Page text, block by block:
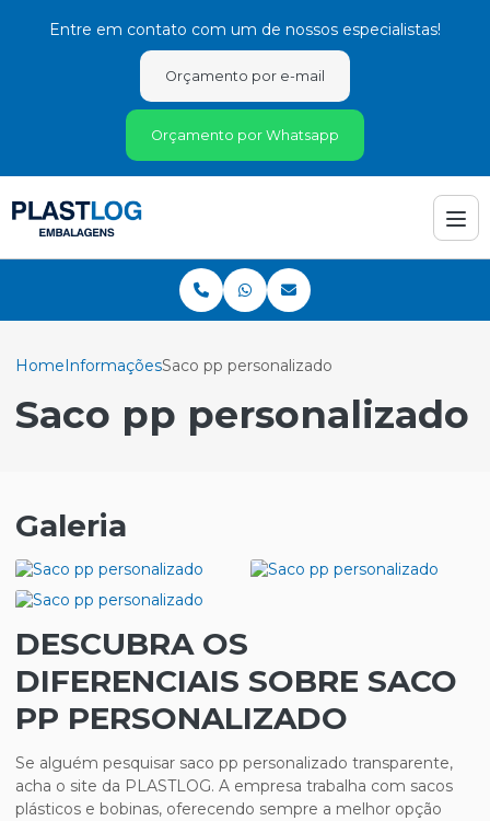
Entre em contato com um de nossos especialistas!
Orçamento por e-mail
Orçamento por Whatsapp
HomeInformaçõesSaco pp personalizado
Saco pp personalizado
Galeria
DESCUBRA OS
DIFERENCIAIS SOBRE SACO
PP PERSONALIZADO
Se alguém pesquisar saco pp personalizado transparente,
acha o site da PLASTLOG. A empresa trabalha com sacos
plásticos e bobinas, oferecendo sempre a melhor opção